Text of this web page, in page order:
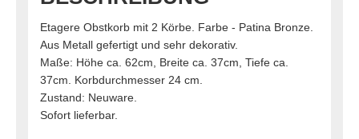
Etagere Obstkorb mit 2 Körbe. Farbe - Patina Bronze.
Aus Metall gefertigt und sehr dekorativ.
Maße: Höhe ca. 62cm, Breite ca. 37cm, Tiefe ca.
37cm. Korbdurchmesser 24 cm.
Zustand: Neuware.
Sofort lieferbar.